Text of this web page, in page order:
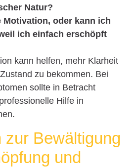
Natur?
Motivation, oder kann ich
ich einfach erschöpft
kann helfen, mehr Klarheit
zu bekommen. Bei
sollte in Betracht
Hilfe in
zur Bewältigung
und